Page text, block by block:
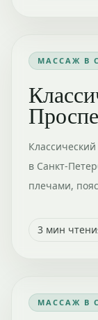
МАССАЖ В
в Санкт-
плечами,
3 мин
МАССАЖ В